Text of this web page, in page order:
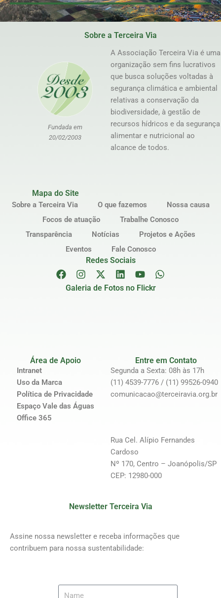
Sobre a Terceira Via
Fundada em
20/02/2003
A Associação Terceira Via é uma
organização sem fins lucrativos
que busca soluções voltadas à
segurança climática e ambiental
relativas a conservação da
biodiversidade, à gestão de
recursos hídricos e da segurança
alimentar e nutricional ao
alcance de todos.
Mapa do Site
Sobre a Terceira Via O que fazemos
Nossa causa
Focos de atuação
Trabalhe Conosco
Transparência
Notícias
Projetos e Ações
Eventos
Fale Conosco
Redes Sociais
Galeria de Fotos no Flickr
Área de Apoio
Intranet
Uso da Marca
Política de Privacidade
Espaço Vale das Águas
Office 365
Entre em Contato
Segunda a Sexta: 08h às 17h
(11) 4539-7776 / (11) 99526-0940
comunicacao@terceiravia.org.br
Rua Cel. Alípio Fernandes
Cardoso
Nº 170, Centro – Joanópolis/SP
CEP: 12980-000
Newsletter Terceira Via
Assine nossa newsletter e receba informações que
contribuem para nossa sustentabilidade: